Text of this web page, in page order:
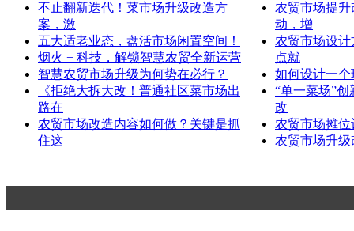
不止翻新迭代！菜市场升级改造方
案，激
五大适老业态，盘活市场闲置空间！
烟火 + 科技，解锁智慧农贸全新运营
智慧农贸市场升级为何势在必行？
《拒绝大拆大改！普通社区菜市场出
路在
农贸市场改造内容如何做？关键是抓
住这
农贸市场提
动，增
农贸市场设
点就
如何设计一
“单一菜场”
改
农贸市场摊
农贸市场升